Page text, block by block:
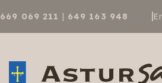
669 069 211 | 649 163 948